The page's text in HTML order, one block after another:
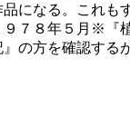
になる。これ
７８年５月※『
の方を確認する